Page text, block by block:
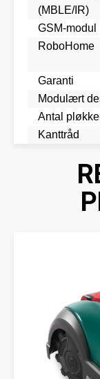
(MBLE/IR)
GSM-modul
RoboHome
Garanti
Modulært
Antal
Kanttråd